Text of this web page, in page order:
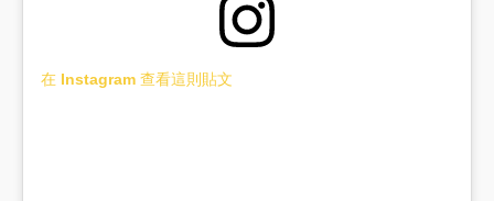
在 Instagram 查看這則貼文